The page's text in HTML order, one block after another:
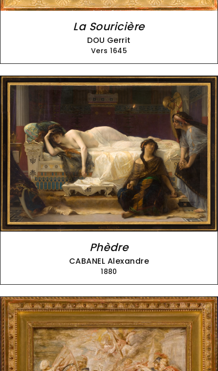
La Souricière
DOU Gerrit
Vers 1645
Phèdre
CABANEL Alexandre
1880